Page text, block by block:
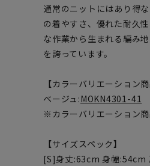
通常のニットにはあり得
の着やすさ、優れた耐久
な作業から生まれる編み
を誇っています。
【カラーバリエーション商
ベージュ:MOKN4301-41
※カラーバリエーション商
【サイズスペック】
[S]身丈:63cm 身幅:54cm